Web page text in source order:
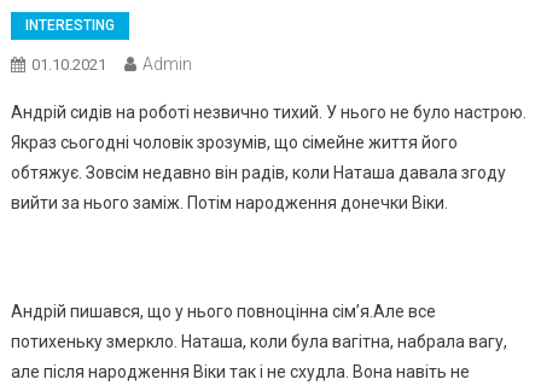
INTERESTING
01.10.2021 Admin
Андрій сидів на роботі незвично тихий. У нього не було настрою.
Якраз сьогодні чоловік зрозумів, що сімейне життя його
обтяжує. Зовсім недавно він радів, коли Наташа давала згоду
вийти за нього заміж. Потім народження донечки Віки.
Андрій пишався, що у нього повноцінна сім’я.Але все
потихеньку змеркло. Наташа, коли була вагітна, набрала вагу,
але після народження Віки так і не схудла. Вона навіть не